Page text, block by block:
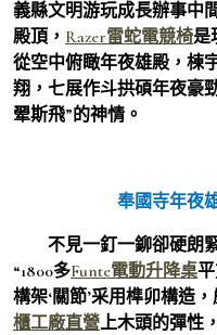
義縣文明游玩成長辦事中
殿頂， Razer雷蛇電競椅是
從空中俯瞰年夜雄殿，棟
翔，七展作斗拱碩年夜豪
翚斯飛”的神情。
奉國寺年夜
不見一釘一鉚卻硬朗
“1800多Funte電動升降桌
構架‘關節’采用榫卯構造
櫃工廠直營上木頭的彈性